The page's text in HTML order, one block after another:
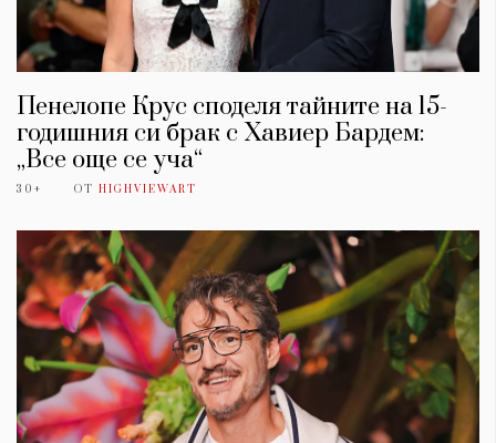
Пенелопе Крус споделя тайните на 15-
годишния си брак с Хавиер Бардем:
„Все още се уча“
30+ ОТ HIGHVIEWART